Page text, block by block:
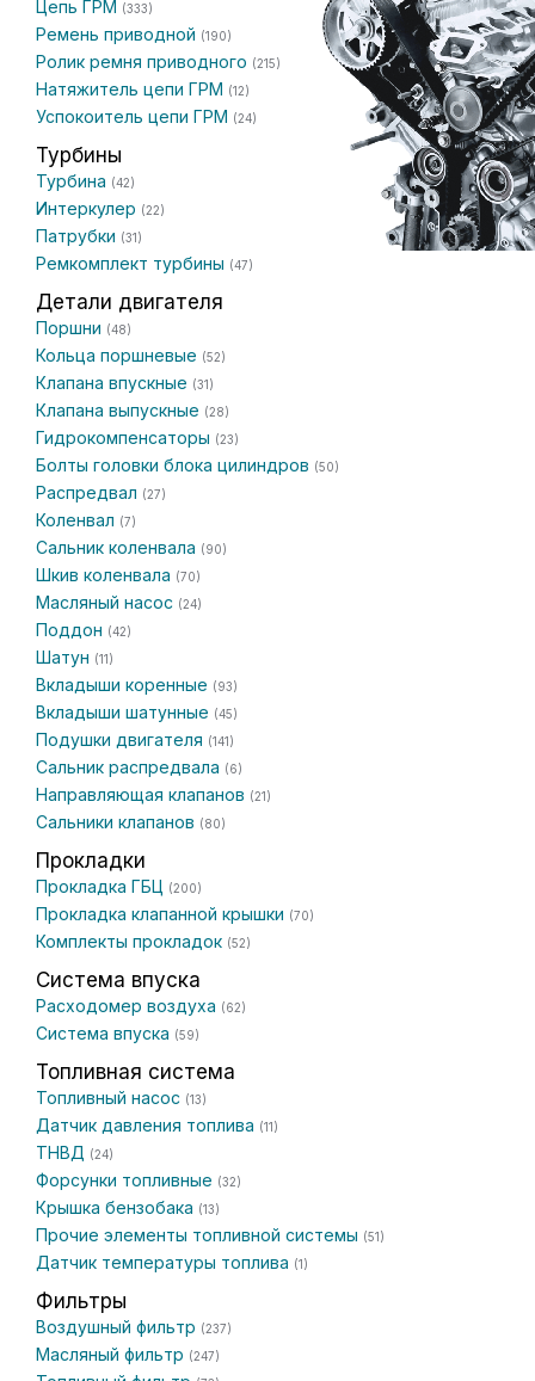
Цепь ГРМ (333)
Ремень приводной (190)
Ролик ремня приводного (215)
Натяжитель цепи ГРМ (12)
Успокоитель цепи ГРМ (24)
Турбины
Турбина (42)
Интеркулер (22)
Патрубки (31)
Ремкомплект турбины (47)
Детали двигателя
Поршни (48)
Кольца поршневые (52)
Клапана впускные (31)
Клапана выпускные (28)
Гидрокомпенсаторы (23)
Болты головки блока цилиндров (50)
Распредвал (27)
Коленвал (7)
Сальник коленвала (90)
Шкив коленвала (70)
Масляный насос (24)
Поддон (42)
Шатун (11)
Вкладыши коренные (93)
Вкладыши шатунные (45)
Подушки двигателя (141)
Сальник распредвала (6)
Направляющая клапанов (21)
Сальники клапанов (80)
Прокладки
Прокладка ГБЦ (200)
Прокладка клапанной крышки (70)
Комплекты прокладок (52)
Система впуска
Расходомер воздуха (62)
Система впуска (59)
Топливная система
Топливный насос (13)
Датчик давления топлива (11)
ТНВД (24)
Форсунки топливные (32)
Крышка бензобака (13)
Прочие элементы топливной системы (51)
Датчик температуры топлива (1)
Фильтры
Воздушный фильтр (237)
Масляный фильтр (247)